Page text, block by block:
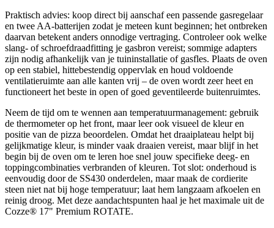
Praktisch advies: koop direct bij aanschaf een passende gasregelaar
en twee AA-batterijen zodat je meteen kunt beginnen; het ontbreken
daarvan betekent anders onnodige vertraging. Controleer ook welke
slang- of schroefdraadfitting je gasbron vereist; sommige adapters
zijn nodig afhankelijk van je tuininstallatie of gasfles. Plaats de oven
op een stabiel, hittebestendig oppervlak en houd voldoende
ventilatieruimte aan alle kanten vrij – de oven wordt zeer heet en
functioneert het beste in open of goed geventileerde buitenruimtes.
Neem de tijd om te wennen aan temperatuurmanagement: gebruik
de thermometer op het front, maar leer ook visueel de kleur en
positie van de pizza beoordelen. Omdat het draaiplateau helpt bij
gelijkmatige kleur, is minder vaak draaien vereist, maar blijf in het
begin bij de oven om te leren hoe snel jouw specifieke deeg- en
toppingcombinaties verbranden of kleuren. Tot slot: onderhoud is
eenvoudig door de SS430 onderdelen, maar maak de cordierite
steen niet nat bij hoge temperatuur; laat hem langzaam afkoelen en
reinig droog. Met deze aandachtspunten haal je het maximale uit de
Cozze® 17" Premium ROTATE.